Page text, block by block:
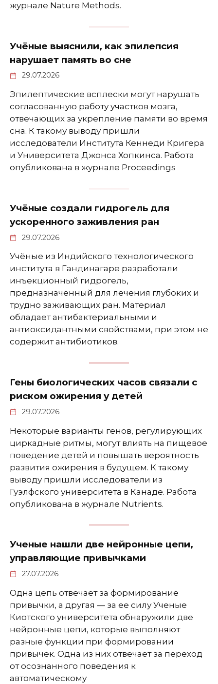
журнале Nature Methods.
Учёные выяснили, как эпилепсия
нарушает память во сне
29.07.2026
Эпилептические всплески могут нарушать
согласованную работу участков мозга,
отвечающих за укрепление памяти во время
сна. К такому выводу пришли
исследователи Института Кеннеди Кригера
и Университета Джонса Хопкинса. Работа
опубликована в журнале Proceedings
Учёные создали гидрогель для
ускоренного заживления ран
29.07.2026
Учёные из Индийского технологического
института в Гандинагаре разработали
инъекционный гидрогель,
предназначенный для лечения глубоких и
трудно заживающих ран. Материал
обладает антибактериальными и
антиоксидантными свойствами, при этом не
содержит антибиотиков.
Гены биологических часов связали с
риском ожирения у детей
29.07.2026
Некоторые варианты генов, регулирующих
циркадные ритмы, могут влиять на пищевое
поведение детей и повышать вероятность
развития ожирения в будущем. К такому
выводу пришли исследователи из
Гуэлфского университета в Канаде. Работа
опубликована в журнале Nutrients.
Ученые нашли две нейронные цепи,
управляющие привычками
27.07.2026
Одна цепь отвечает за формирование
привычки, а другая — за ее силу Ученые
Киотского университета обнаружили две
нейронные цепи, которые выполняют
разные функции при формировании
привычек. Одна из них отвечает за переход
от осознанного поведения к
автоматическому